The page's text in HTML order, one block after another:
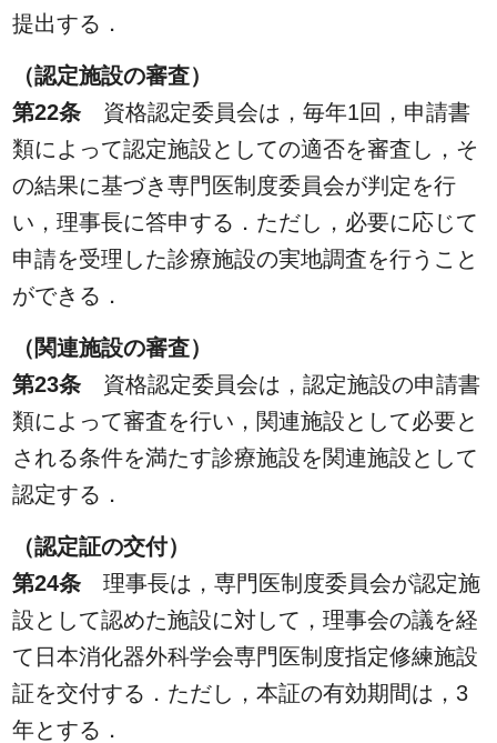
提出する．
（認定施設の審査）
第22条 資格認定委員会は，毎年1回，申請書
類によって認定施設としての適否を審査し，そ
の結果に基づき専門医制度委員会が判定を行
い，理事長に答申する．ただし，必要に応じて
申請を受理した診療施設の実地調査を行うこと
ができる．
（関連施設の審査）
第23条 資格認定委員会は，認定施設の申請書
類によって審査を行い，関連施設として必要と
される条件を満たす診療施設を関連施設として
認定する．
（認定証の交付）
第24条 理事長は，専門医制度委員会が認定施
設として認めた施設に対して，理事会の議を経
て日本消化器外科学会専門医制度指定修練施設
証を交付する．ただし，本証の有効期間は，3
年とする．